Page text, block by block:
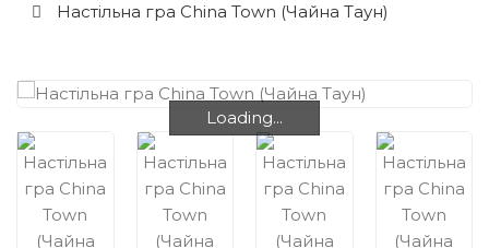
Настільна гра China Town (Чайна Таун)
Loading...
Loading...